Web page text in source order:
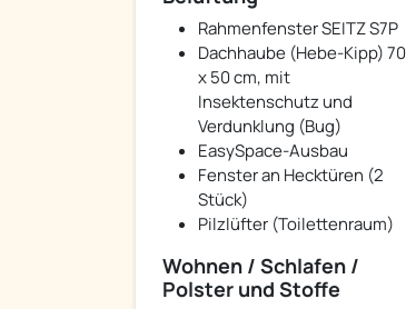
Rahmenfenster SEITZ S7P
Dachhaube (Hebe-Kipp) 70
x 50 cm, mit
Insektenschutz und
Verdunklung (Bug)
EasySpace-Ausbau
Fenster an Hecktüren (2
Stück)
Pilzlüfter (Toilettenraum)
Wohnen / Schlafen /
Polster und Stoffe